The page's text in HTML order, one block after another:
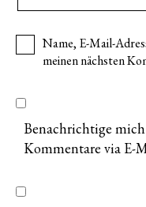
Name, E-Mail-
meinen nächsten
Benachrichtige
Kommentare via E-